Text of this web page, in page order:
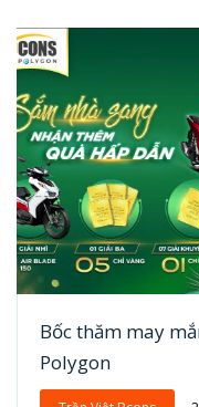
Bốc thăm may
Polygon